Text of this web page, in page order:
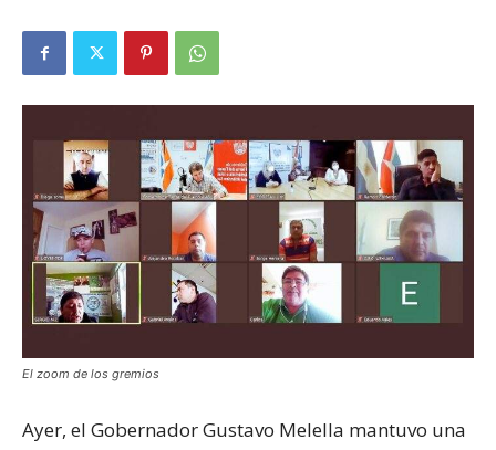
El zoom de los gremios
Ayer, el Gobernador Gustavo Melella mantuvo una